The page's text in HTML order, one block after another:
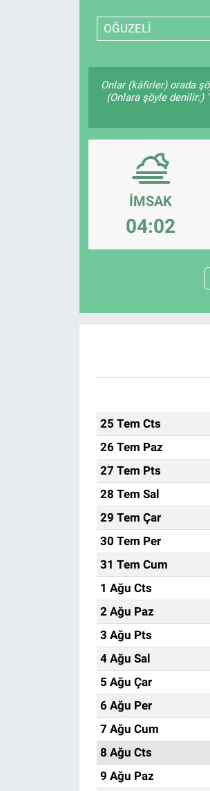
OĞUZELİ
Onlar (kâfirler) orada
(Onlara şöyle denilir:)
İMSAK
04:02
25 Tem Cts
26 Tem Paz
27 Tem Pts
28 Tem Sal
29 Tem Çar
30 Tem Per
31 Tem Cum
1 Ağu Cts
2 Ağu Paz
3 Ağu Pts
4 Ağu Sal
5 Ağu Çar
6 Ağu Per
7 Ağu Cum
8 Ağu Cts
9 Ağu Paz